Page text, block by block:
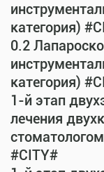
категория)
0.2
категория)
1-й этап
лечения
#CITY#